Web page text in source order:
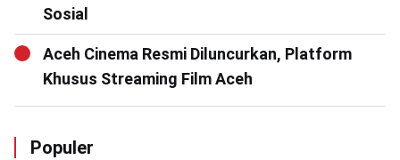
Sosial
Aceh Cinema Resmi Diluncurkan, Platform
Khusus Streaming Film Aceh
Populer